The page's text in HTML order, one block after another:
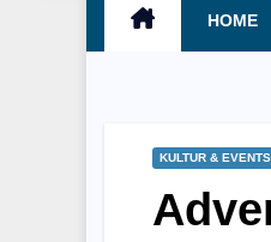
HOME
KULTUR & EVENTS